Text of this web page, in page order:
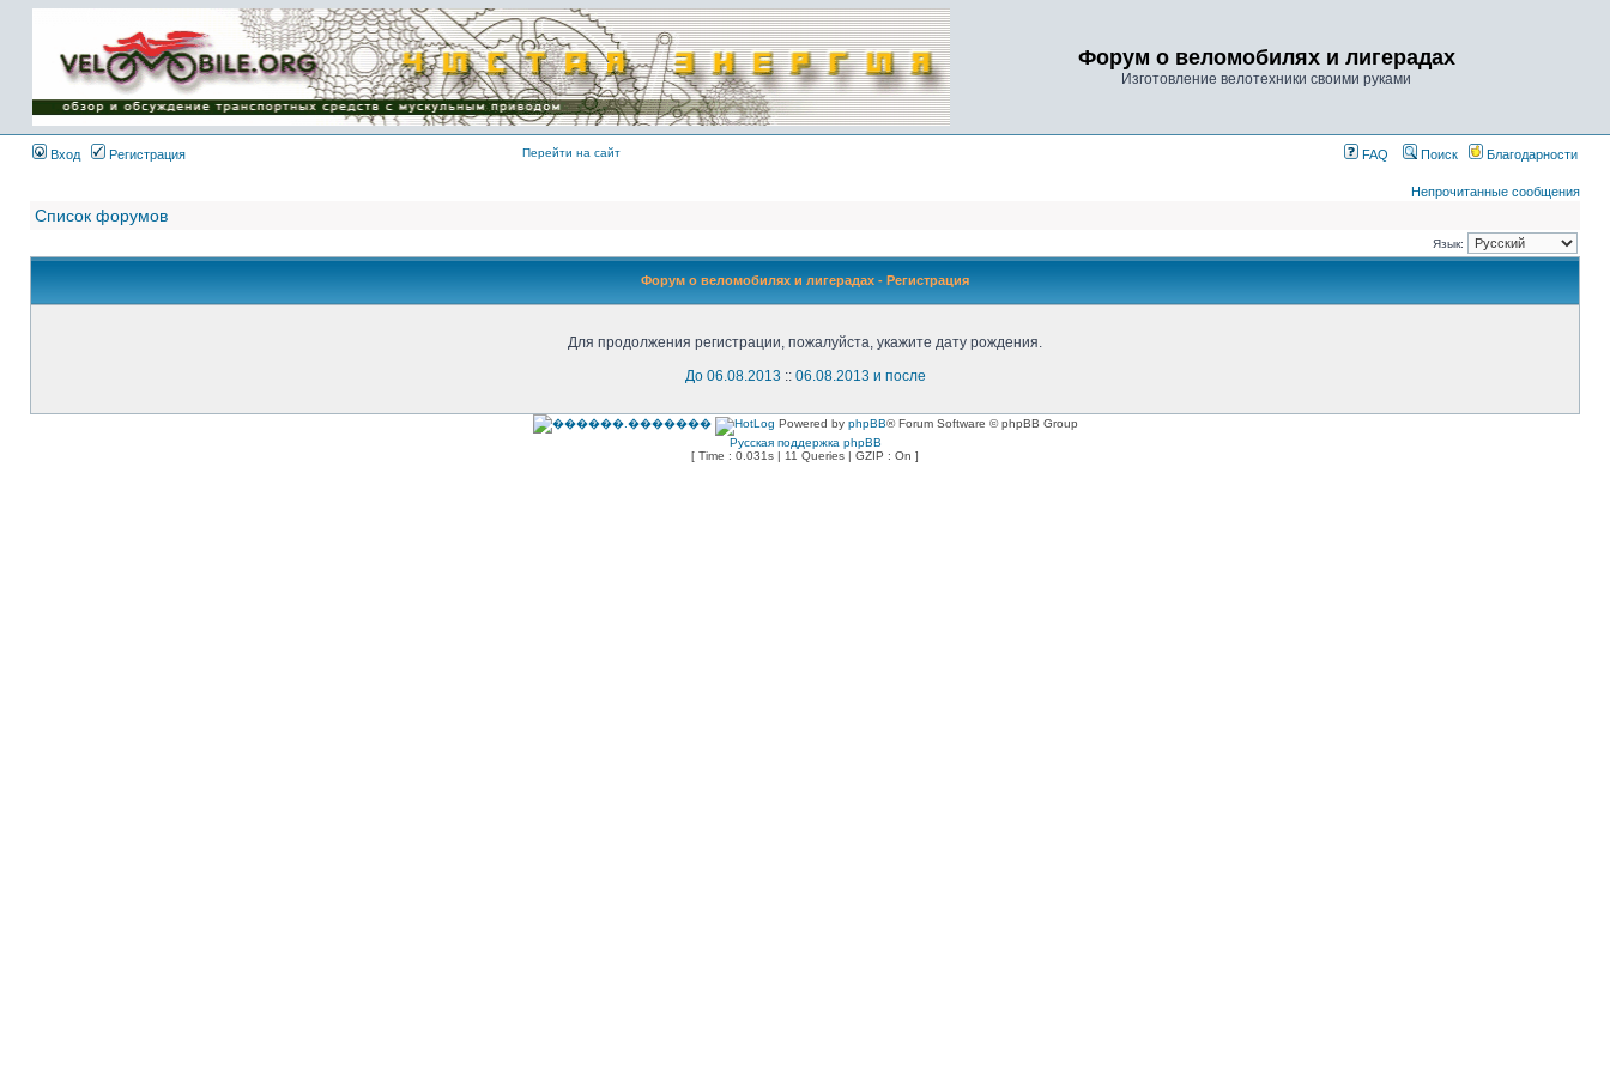
Имя пользователя:
Пароль:
{ LOG_ME_IN_SHORT
}
Форум о веломобилях и лигерадах
Изготовление велотехники своими руками
Вход Регистрация Перейти на сайт FAQ Поиск Благодарности
Непрочитанные сообщения
Список форумов
Язык:
Форум о веломобилях и лигерадах - Регистрация
Для продолжения регистрации, пожалуйста, укажите дату рождения.
До 06.08.2013 :: 06.08.2013 и после
Powered by phpBB® Forum Software © phpBB Group
Русская поддержка phpBB
[ Time : 0.031s | 11 Queries | GZIP : On ]